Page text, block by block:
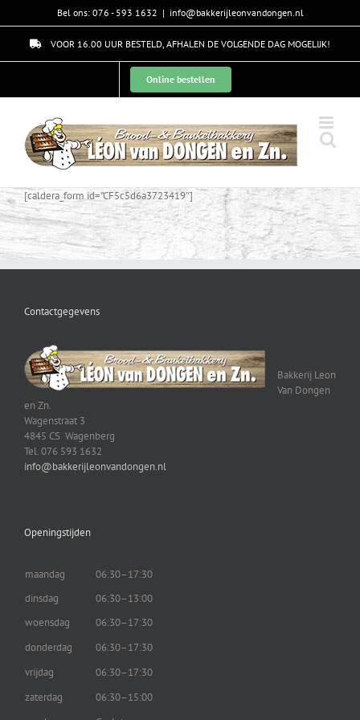
content
Bel ons: 076 - 593 1632 | info@bakkerijleonvandongen.nl
VOOR 16.00 UUR BESTELD, AFHALEN DE VOLGENDE DAG MOGELIJK!
Online bestellen
[caldera_form id=”CF5c5d6a3723419″]
Contactgegevens
Bakkerij Leon
Van Dongen
en Zn.
Wagenstraat 3
4845 CS Wagenberg
Tel. 076 593 1632
info@bakkerijleonvandongen.nl
Openingstijden
maandag
06:30–17:30
dinsdag
06:30–13:00
woensdag
06:30–17:30
donderdag
06:30–17:30
vrijdag
06:30–17:30
zaterdag
06:30–15:00